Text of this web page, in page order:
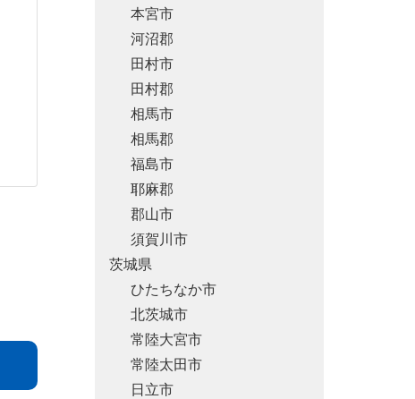
本宮市
河沼郡
田村市
田村郡
相馬市
相馬郡
福島市
耶麻郡
郡山市
須賀川市
茨城県
ひたちなか市
北茨城市
常陸大宮市
常陸太田市
日立市